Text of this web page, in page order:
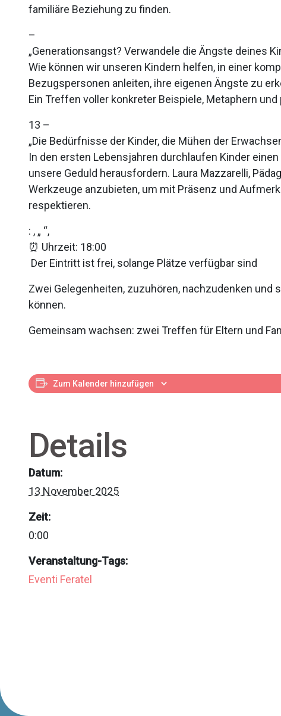
familiäre Beziehung zu finden.
–
„Generationsangst? Verwandele die Ängste deines
Wie können wir unseren Kindern helfen, in einer
Bezugspersonen anleiten, ihre eigenen Ängste zu
Ein Treffen voller konkreter Beispiele, Metaphern
13 –
„Die Bedürfnisse der Kinder, die Mühen der
In den ersten Lebensjahren durchlaufen Kinder
unsere Geduld herausfordern. Laura Mazzarelli,
Werkzeuge anzubieten, um mit Präsenz und
respektieren.
: , „ “,
⏰ Uhrzeit: 18:00
️ Der Eintritt ist frei, solange Plätze verfügbar sind
Zwei Gelegenheiten, zuzuhören, nachzudenken
können.
Gemeinsam wachsen: zwei Treffen für Eltern und
Zum Kalender hinzufügen
Details
Datum:
13 November 2025
Zeit:
0:00
Veranstaltung-Tags:
Eventi Feratel